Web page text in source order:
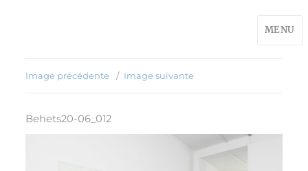
MENU
Image précédente Image suivante
Behets20-06_012